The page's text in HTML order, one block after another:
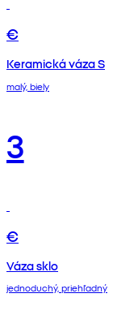
€
Keramická váza S
malý, biely
3
€
Váza sklo
jednoduchý, priehľadný